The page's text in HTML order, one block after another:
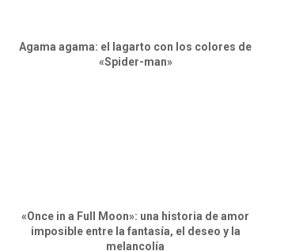
Agama agama: el lagarto con los colores de
«Spider-man»
«Once in a Full Moon»: una historia de amor
imposible entre la fantasía, el deseo y la
melancolía